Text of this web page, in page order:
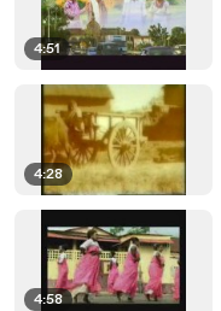
4:51
4:28
4:58